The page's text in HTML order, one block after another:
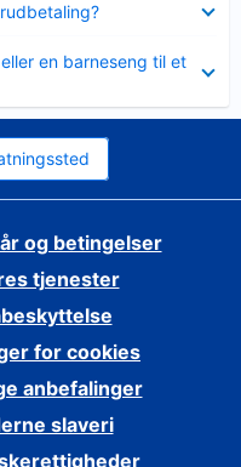
en barneseng til et
og betingelser
tjenester
for cookies
anbefalinger
slaveri